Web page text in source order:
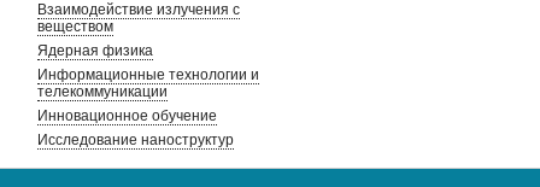
Взаимодействие излучения с
веществом
Ядерная физика
Информационные технологии и
телекоммуникации
Инновационное обучение
Исследование наноструктур